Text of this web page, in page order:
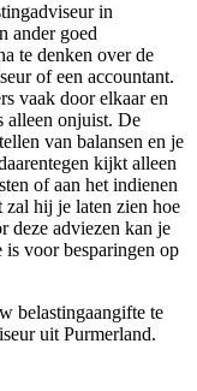
in
ander goed
te denken over de
of een accountant.
vaak door elkaar en
alleen onjuist. De
van balansen en je
kijkt alleen
of aan het indienen
zal hij je laten zien hoe
deze adviezen kan je
voor besparingen op
belastingaangifte te
uit Purmerland.